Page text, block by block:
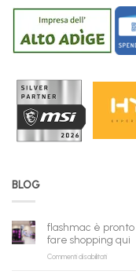
BLOG
flashmac è
fare shopping qui
Commenti disabilitatisu